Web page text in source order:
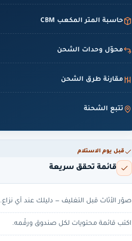
حاسبة المتر المكعب CBM
محوّل وحدات الشحن
مقارنة طرق الشحن
تتبع الشحنة
قبل يوم الاستلام
قائمة تحقق سريعة
صوّر الأثاث قبل التغليف — دليلك عند أي نزاع.
اكتب قائمة محتويات لكل صندوق ورقّمه.